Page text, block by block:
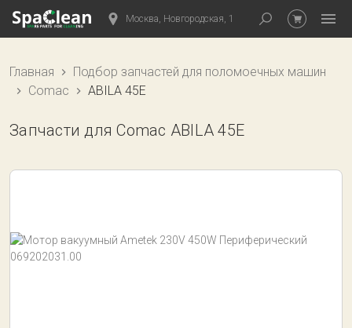
Москва, Новгородская, 1
Главная
Подбор запчастей для поломоечных машин
Comac
ABILA 45E
Запчасти для Comac ABILA 45E